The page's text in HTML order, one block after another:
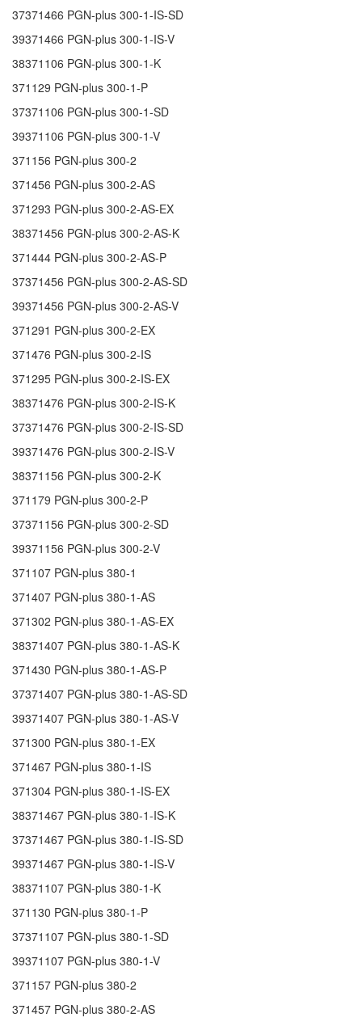
37371466 PGN-plus 300-1-IS-SD
39371466 PGN-plus 300-1-IS-V
38371106 PGN-plus 300-1-K
371129 PGN-plus 300-1-P
37371106 PGN-plus 300-1-SD
39371106 PGN-plus 300-1-V
371156 PGN-plus 300-2
371456 PGN-plus 300-2-AS
371293 PGN-plus 300-2-AS-EX
38371456 PGN-plus 300-2-AS-K
371444 PGN-plus 300-2-AS-P
37371456 PGN-plus 300-2-AS-SD
39371456 PGN-plus 300-2-AS-V
371291 PGN-plus 300-2-EX
371476 PGN-plus 300-2-IS
371295 PGN-plus 300-2-IS-EX
38371476 PGN-plus 300-2-IS-K
37371476 PGN-plus 300-2-IS-SD
39371476 PGN-plus 300-2-IS-V
38371156 PGN-plus 300-2-K
371179 PGN-plus 300-2-P
37371156 PGN-plus 300-2-SD
39371156 PGN-plus 300-2-V
371107 PGN-plus 380-1
371407 PGN-plus 380-1-AS
371302 PGN-plus 380-1-AS-EX
38371407 PGN-plus 380-1-AS-K
371430 PGN-plus 380-1-AS-P
37371407 PGN-plus 380-1-AS-SD
39371407 PGN-plus 380-1-AS-V
371300 PGN-plus 380-1-EX
371467 PGN-plus 380-1-IS
371304 PGN-plus 380-1-IS-EX
38371467 PGN-plus 380-1-IS-K
37371467 PGN-plus 380-1-IS-SD
39371467 PGN-plus 380-1-IS-V
38371107 PGN-plus 380-1-K
371130 PGN-plus 380-1-P
37371107 PGN-plus 380-1-SD
39371107 PGN-plus 380-1-V
371157 PGN-plus 380-2
371457 PGN-plus 380-2-AS